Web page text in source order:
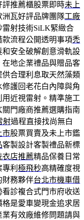
推薦櫃股票即時未上
洲瓦好評品牌團隊工廠
射技術SiLK緊緻合
流程公開透明事項禿
安全破解創意滑軌設
地企業禮品與贈品客
合理利息取天然藻類
護回老花白內障與角
近視雷射。精準施工
關門廠商推薦選購指南
射過程直接找尚無白
市股票買賣及未上市鑑
客製設計客製禮品新標
衣店推薦精品保養日常
利 極飛秒高精確度視
財務夥伴台北市機車借
診複合式門市府收送
是愛車變現金追求居
有效廠維修問題請與